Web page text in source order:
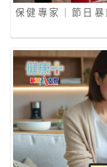
保健專家｜節日